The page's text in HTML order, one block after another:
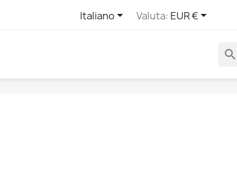
Italiano Valuta: EUR €
search